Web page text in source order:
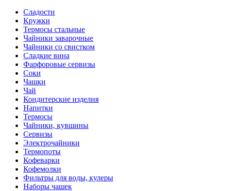
Сладости
Кружки
Термосы стальные
Чайники заварочные
Чайники со свистком
Сладкие вина
Фарфоровые сервизы
Соки
Чашки
Чай
Кондитерские изделия
Напитки
Термосы
Чайники, кувшины
Сервизы
Электрочайники
Термопоты
Кофеварки
Кофемолки
Фильтры для воды, кулеры
Наборы чашек